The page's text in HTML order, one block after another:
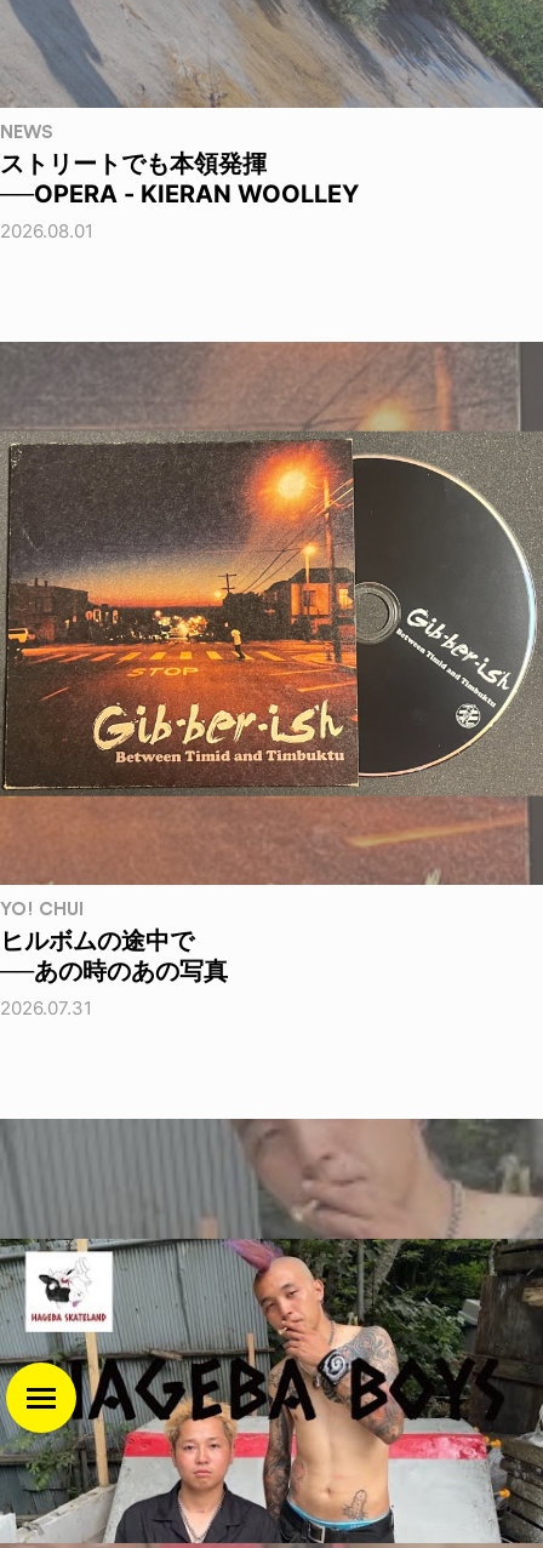
NEWS
ストリートでも本領発揮
──OPERA - KIERAN WOOLLEY
2026.08.01
YO! CHUI
ヒルボムの途中で
──あの時のあの写真
2026.07.31